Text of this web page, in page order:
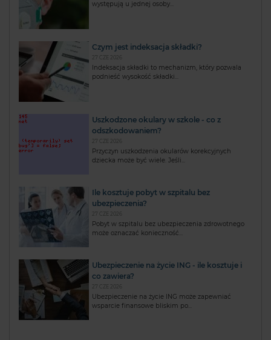
występują u jednej osoby...
Czym jest indeksacja składki?
27 CZE 2026
Indeksacja składki to mechanizm, który pozwala
podnieść wysokość składki...
Uszkodzone okulary w szkole - co z
odszkodowaniem?
27 CZE 2026
Przyczyn uszkodzenia okularów korekcyjnych
dziecka może być wiele. Jeśli...
Ile kosztuje pobyt w szpitalu bez
ubezpieczenia?
27 CZE 2026
Pobyt w szpitalu bez ubezpieczenia zdrowotnego
może oznaczać konieczność...
Ubezpieczenie na życie ING - ile kosztuje i
co zawiera?
27 CZE 2026
Ubezpieczenie na życie ING może zapewniać
wsparcie finansowe bliskim po...